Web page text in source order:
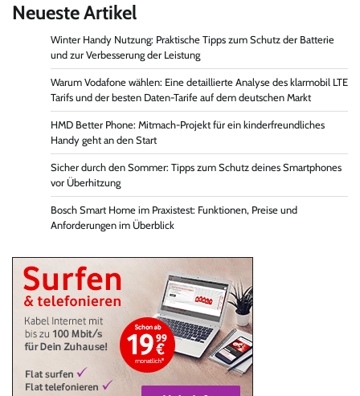
Neueste Artikel
Winter Handy Nutzung: Praktische Tipps zum Schutz der Batterie
und zur Verbesserung der Leistung
Warum Vodafone wählen: Eine detaillierte Analyse des klarmobil LTE
Tarifs und der besten Daten-Tarife auf dem deutschen Markt
HMD Better Phone: Mitmach-Projekt für ein kinderfreundliches
Handy geht an den Start
Sicher durch den Sommer: Tipps zum Schutz deines Smartphones
vor Überhitzung
Bosch Smart Home im Praxistest: Funktionen, Preise und
Anforderungen im Überblick